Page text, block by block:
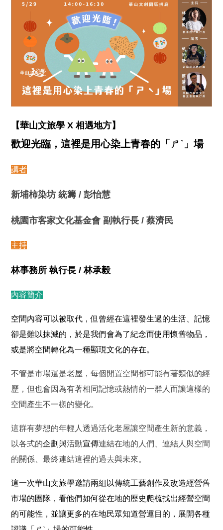
【華山文旅學 X 相遇地方】
歡迎光臨，這裡是用心染上青春的「ㄕˋ」場
講者
新埔柿染坊 統籌 / 彭怡慧
桃園市客家文化基金會 副執行長 / 蔡濟民
主持
林事務所 執行長 / 林承毅
內容簡介
空間內容可以被取代，但曾經在這裡發生過的生活、記憶
卻是難以抹滅的，於是我們會為了紀念而使用懷舊物品，
或是將空間轉化為一種顯現文化的存在。
不管是市場還是老屋，每個閒置空間都可能有著類似的經
歷，但也會因為有著相同記憶或熱情的一群人而讓這樣的
空間產生不一樣的變化。
這群有夢想的年輕人透過活化老屋讓空間產生新的意義，
以各式的企劃與活動宣傳連結在地的人們、連結人與空間
的關係、最終連結這裡的過去與未來。
這一次華山文旅學邀請兩組以傳統工藝創作及改造經營舊
市場的團隊，看他們如何從在地的歷史爬梳找出經營空間
的可能性，並讓更多的在地民眾知道營運目的，展開各種